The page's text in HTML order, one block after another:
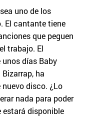
uno de los
El cantante tiene
que peguen
trabajo. El
días Baby
ha
disco. ¿Lo
nada para poder
estará disponible